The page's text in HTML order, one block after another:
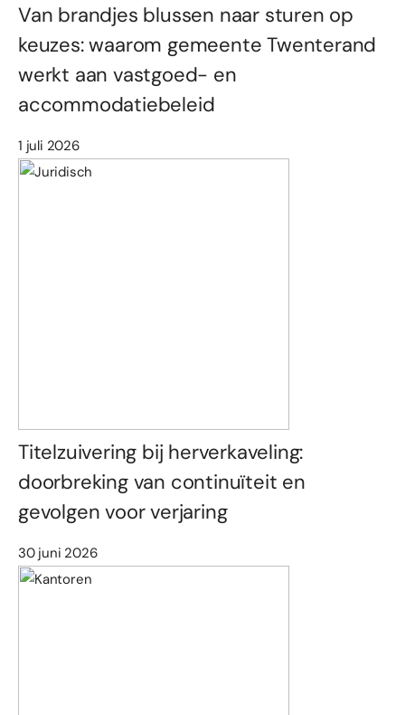
Van brandjes blussen naar sturen op
keuzes: waarom gemeente Twenterand
werkt aan vastgoed- en
accommodatiebeleid
1 juli 2026
Titelzuivering bij herverkaveling:
doorbreking van continuïteit en
gevolgen voor verjaring
30 juni 2026